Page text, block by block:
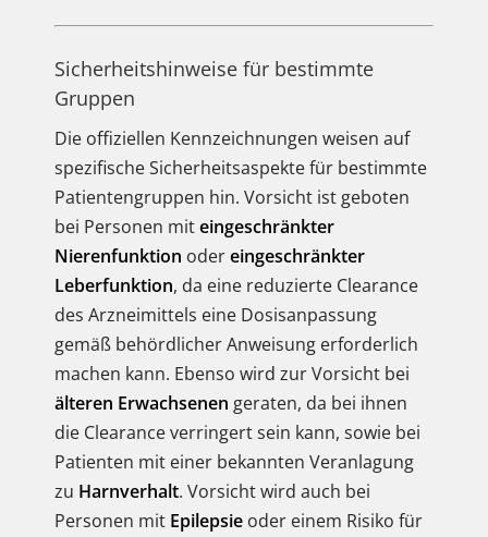
Sicherheitshinweise für bestimmte
Gruppen
Die offiziellen Kennzeichnungen weisen auf
spezifische Sicherheitsaspekte für bestimmte
Patientengruppen hin. Vorsicht ist geboten
bei Personen miteingeschränkter
Nierenfunktion odereingeschränkter
Leberfunktion, da eine reduzierte Clearance
des Arzneimittels eine Dosisanpassung
gemäß behördlicher Anweisung erforderlich
machen kann. Ebenso wird zur Vorsicht bei
älteren Erwachsenen geraten, da bei ihnen
die Clearance verringert sein kann, sowie bei
Patienten mit einer bekannten Veranlagung
zu Harnverhalt. Vorsicht wird auch bei
Personen mit Epilepsie oder einem Risiko für